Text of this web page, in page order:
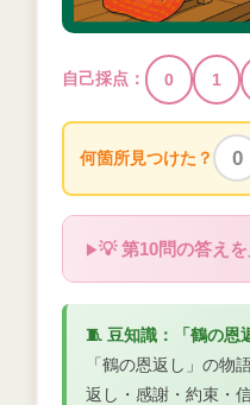
自己採点： 0 1
何箇所見つけた？ 0
💡 第10問の答え
🧵 豆知識：「鶴の恩
「鶴の恩返し」の物
返し・感謝・約束・